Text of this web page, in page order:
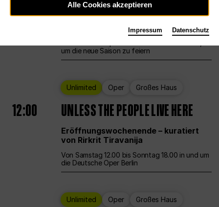
12:00 Eröffnungswochenende
um die neue Saison zu feiern
Unlimited Oper Großes Haus
12:00 UNLESS THE PEOPLE LIVE HERE
Eröffnungswochenende – kuratiert
von Rirkrit Tiravanija
Von Samstag 12.00 bis Sonntag 18.00 in und um
die Deutsche Oper Berlin
Unlimited Oper Großes Haus
Alle Cookies akzeptieren
Impressum Datenschutz